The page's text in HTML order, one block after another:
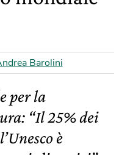
Barolini
per la
“Il 25% dei
è